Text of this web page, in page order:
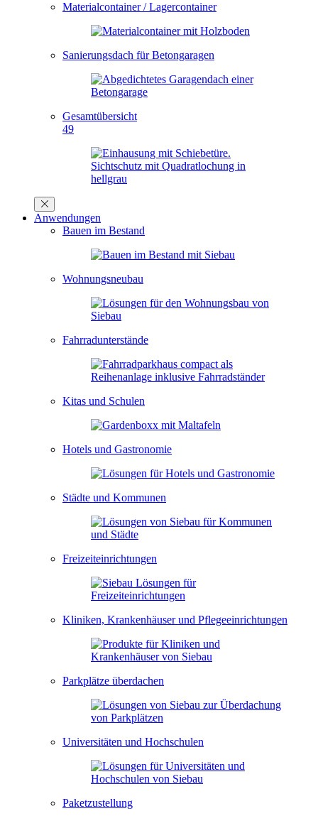
Materialcontainer / Lagercontainer
Sanierungsdach für Betongaragen
Gesamtübersicht
49
Anwendungen
Bauen im Bestand
Wohnungsneubau
Fahrradunterstände
Kitas und Schulen
Hotels und Gastronomie
Städte und Kommunen
Freizeiteinrichtungen
Kliniken, Krankenhäuser und Pflegeeinrichtungen
Parkplätze überdachen
Universitäten und Hochschulen
Paketzustellung